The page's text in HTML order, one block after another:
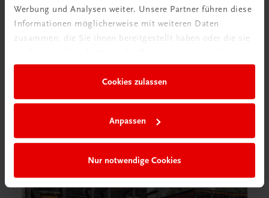
Werbung und Analysen weiter. Unsere Partner führen diese
Informationen möglicherweise mit weiteren Daten
zusammen, die Sie ihnen bereitgestellt haben oder die sie
Cookies zulassen
Anpassen
Nur notwendige Cookies